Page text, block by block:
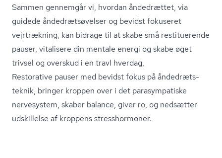
Sammen gennemgår vi, hvordan åndedrættet, via
guidede ån­de­drætsø­vel­ser og bevidst fokuseret
vejrtrækning, kan bidrage til at skabe små restituerende
pauser, vitalisere din mentale energi og skabe øget
trivsel og overskud i en travl hverdag,
Restorative pauser med bevidst fokus på ån­de­dræt­s­
tek­nik, bringer kroppen over i det parasympatiske
nervesystem, skaber balance, giver ro, og nedsætter
udskillelse af kroppens stresshormoner.